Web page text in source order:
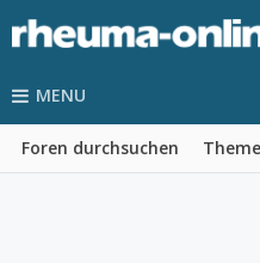
MENU
Foren durchsuchen